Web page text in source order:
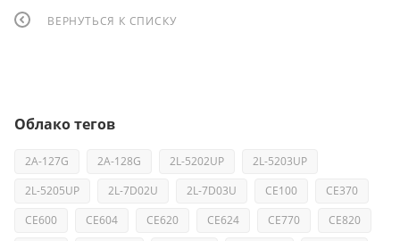
ВЕРНУТЬСЯ К СПИСКУ
Облако тегов
2A-127G 2A-128G 2L-5202UP
2L-5203UP
2L-5205UP
2L-7D02U 2L-7D03U CE100
CE370
CE600
CE604 CE620 CE624 CE770
CE820